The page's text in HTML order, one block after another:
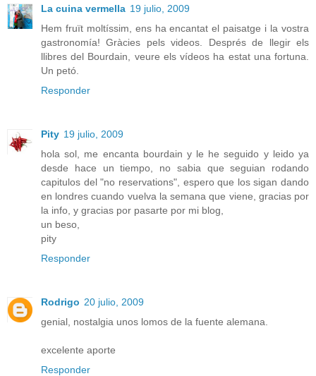
La cuina vermella 19 julio, 2009
Hem fruït moltíssim, ens ha encantat el paisatge i la vostra
gastronomía! Gràcies pels videos. Després de llegir els
llibres del Bourdain, veure els vídeos ha estat una fortuna.
Un petó.
Responder
Pity 19 julio, 2009
hola sol, me encanta bourdain y le he seguido y leido ya
desde hace un tiempo, no sabia que seguian rodando
capitulos del "no reservations", espero que los sigan dando
en londres cuando vuelva la semana que viene, gracias por
la info, y gracias por pasarte por mi blog,
un beso,
pity
Responder
Rodrigo 20 julio, 2009
genial, nostalgia unos lomos de la fuente alemana.
excelente aporte
Responder